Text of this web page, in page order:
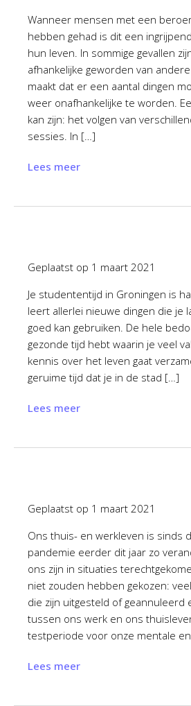
Wanneer mensen met een
hebben gehad is dit een
hun leven. In sommige gevallen
afhankelijke geworden van
maakt dat er een aantal dingen
weer onafhankelijke te worden.
kan zijn: het volgen van
sessies. In […]
Lees meer
Geplaatst op 1 maart 2021
Je studententijd in Groningen is
leert allerlei nieuwe dingen die je
goed kan gebruiken. De hele
gezonde tijd hebt waarin je veel
kennis over het leven gaat
geruime tijd dat je in de stad […]
Lees meer
Geplaatst op 1 maart 2021
Ons thuis- en werkleven is sinds
pandemie eerder dit jaar zo
ons zijn in situaties
niet zouden hebben gekozen:
die zijn uitgesteld of geannuleerd
tussen ons werk en ons
testperiode voor onze mentale
Lees meer